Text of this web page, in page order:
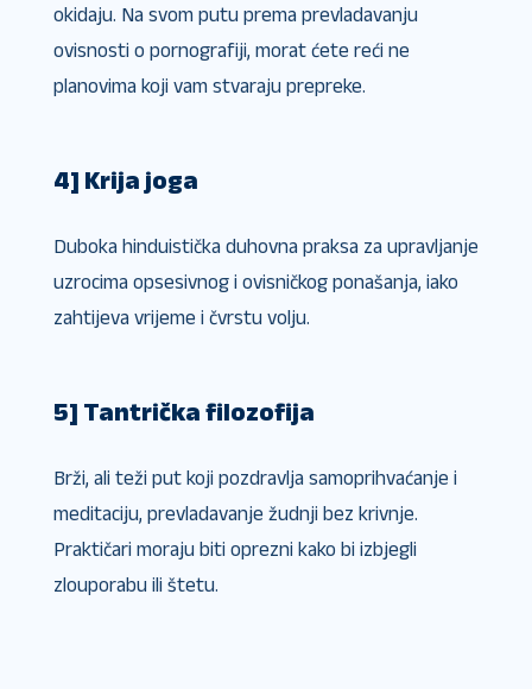
okidaju. Na svom putu prema prevladavanju
ovisnosti o pornografiji, morat ćete reći ne
planovima koji vam stvaraju prepreke.
4] Krija joga
Duboka hinduistička duhovna praksa za upravljanje
uzrocima opsesivnog i ovisničkog ponašanja, iako
zahtijeva vrijeme i čvrstu volju.
5] Tantrička filozofija
Brži, ali teži put koji pozdravlja samoprihvaćanje i
meditaciju, prevladavanje žudnji bez krivnje.
Praktičari moraju biti oprezni kako bi izbjegli
zlouporabu ili štetu.